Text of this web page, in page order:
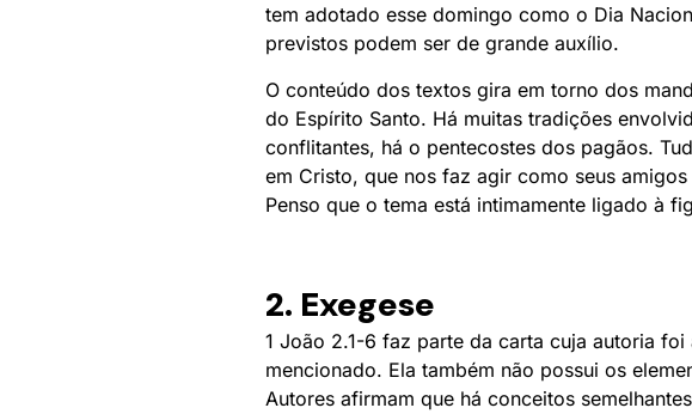
tem adotado esse domingo como o Dia
previstos podem ser de grande auxílio.
O conteúdo dos textos gira em torno dos
do Espírito Santo. Há muitas tradições
conflitantes, há o pentecostes dos pagãos.
em Cristo, que nos faz agir como seus
Penso que o tema está intimamente ligado à
2. Exegese
1 João 2.1-6 faz parte da carta cuja autoria
mencionado. Ela também não possui os
Autores afirmam que há conceitos